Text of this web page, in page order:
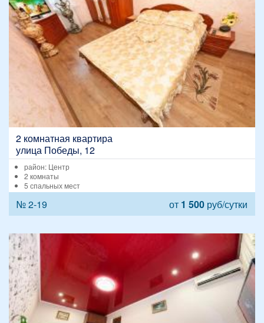
2 комнатная квартира
улица Победы, 12
район: Центр
2 комнаты
5 спальных мест
№ 2-19 от 1 500 руб/сутки